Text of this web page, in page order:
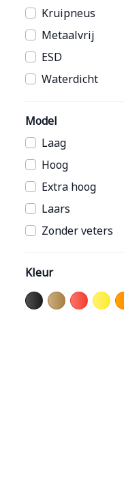
Kruipneus
Metaalvrij
ESD
Waterdicht
Model
Laag
Hoog
Extra hoog
Laars
Zonder veters
Kleur